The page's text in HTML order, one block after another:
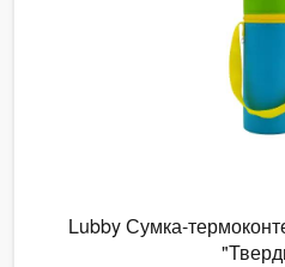
Lubby Сумка-